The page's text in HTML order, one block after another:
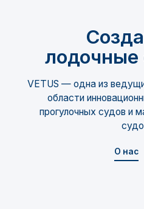
VETUS — одна из
области
прогулочных судов и
О нас